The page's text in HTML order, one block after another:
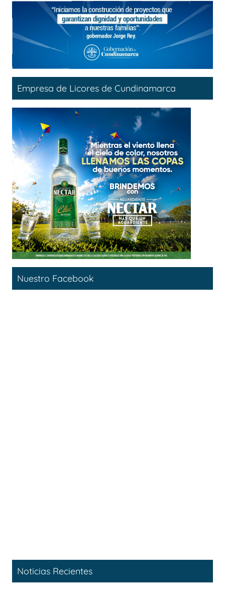
Empresa de Licores de Cundinamarca
Nuestro Facebook
Noticias Recientes